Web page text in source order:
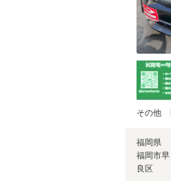
その他
福岡県
福岡市早
良区